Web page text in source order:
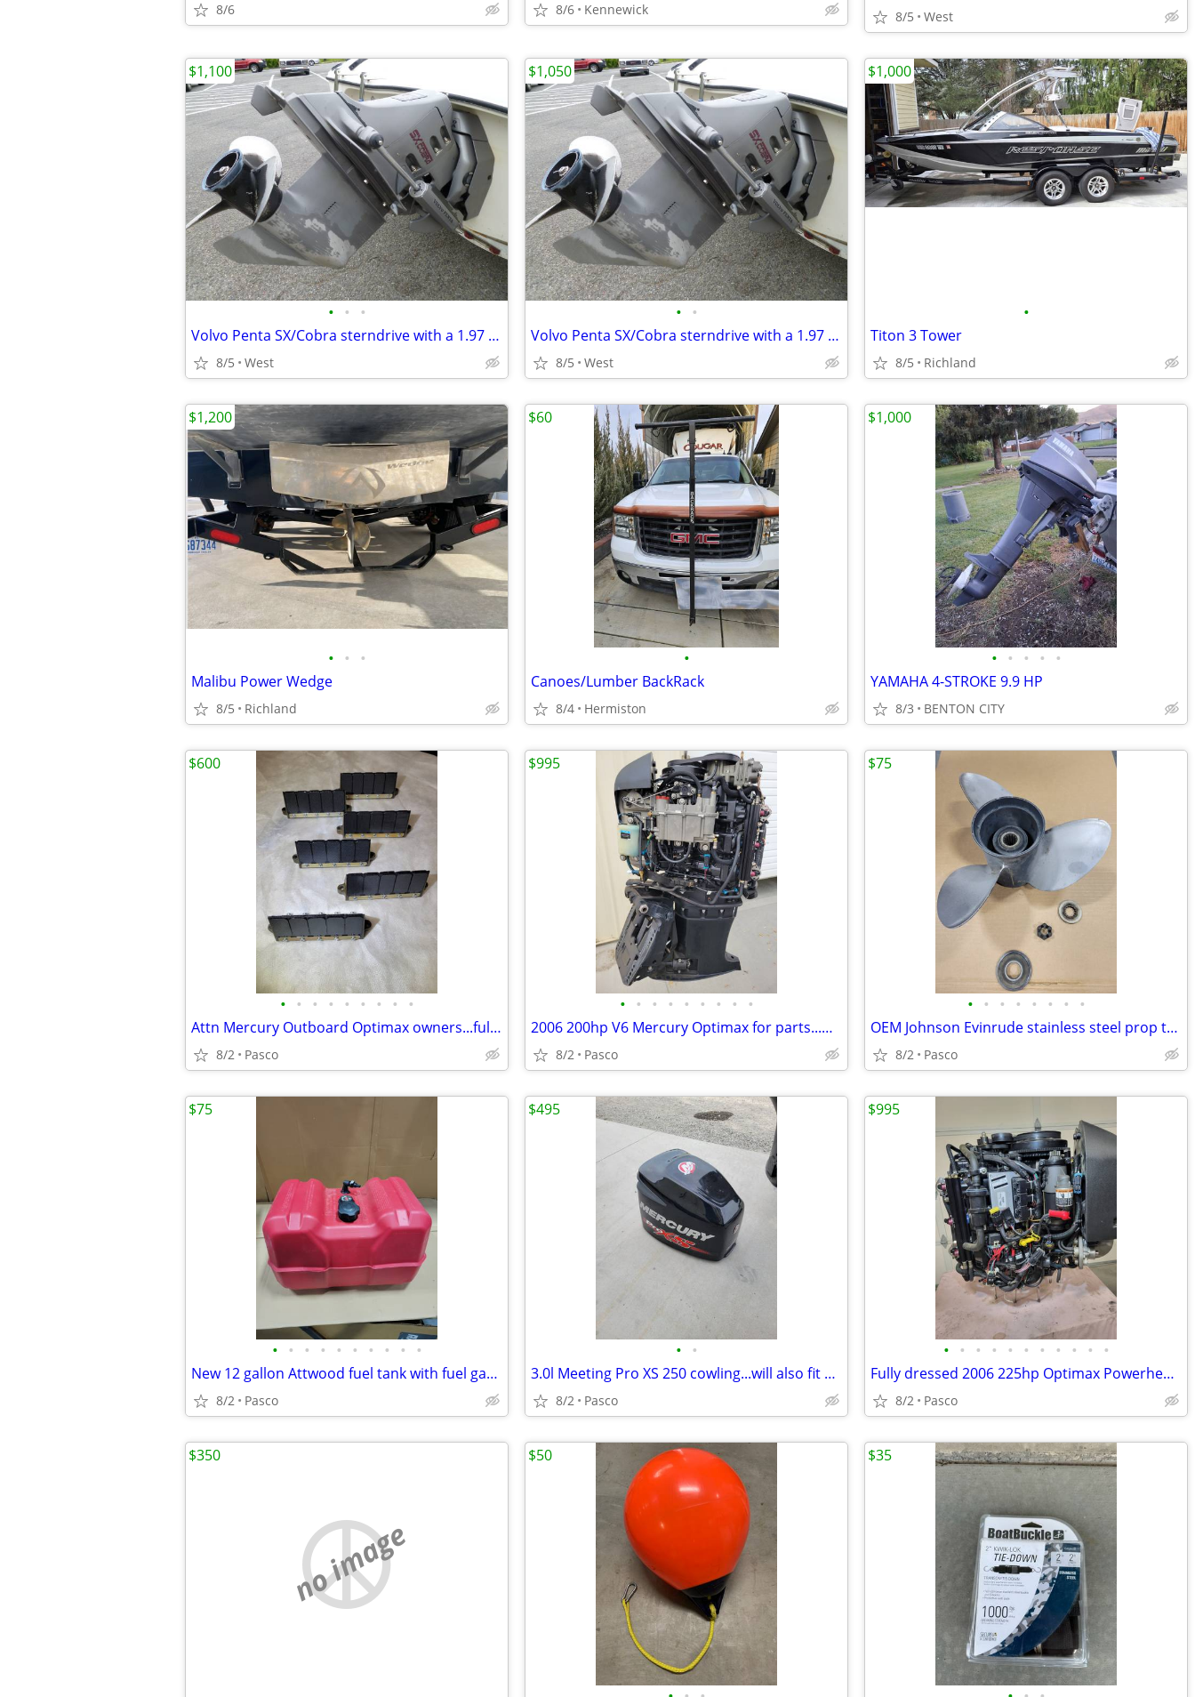
8/6 8/6 Kennewick 8/5 West
• • •
Volvo Penta SX/Cobra sterndrive with a 1.97 4 cylinder gear ratio
8/5 West
$1,100
• •
Volvo Penta SX/Cobra sterndrive with a 1.97 4 cylinder gear ratio
8/5 West
$1,050
•
Titon 3 Tower
8/5 Richland
$1,000
• • •
Malibu Power Wedge
8/5 Richland
$1,200
•
Canoes/Lumber BackRack
8/4 Hermiston
$60
• • • • •
YAMAHA 4-STROKE 9.9 HP
8/3 BENTON CITY
$1,000
• • • • • • • • •
Attn Mercury Outboard Optimax owners...full set of Carbon fiber Blocks
8/2 Pasco
$600
• • • • • • • • •
2006 200hp V6 Mercury Optimax for parts...Great deal..!!!!!
8/2 Pasco
$995
• • • • • • • •
OEM Johnson Evinrude stainless steel prop this is a steal...!!!
8/2 Pasco
$75
• • • • • • • • • •
New 12 gallon Attwood fuel tank with fuel gauge...MUST SEE THIS.....
8/2 Pasco
$75
• •
3.0l Meeting Pro XS 250 cowling...will also fit any 3.0l Optimax
8/2 Pasco
$495
• • • • • • • • • • •
Fully dressed 2006 225hp Optimax Powerhead for rebuild or parts...
8/2 Pasco
$995
no image
$350 $50 $35